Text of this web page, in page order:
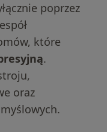
poprzez
które
.
oraz